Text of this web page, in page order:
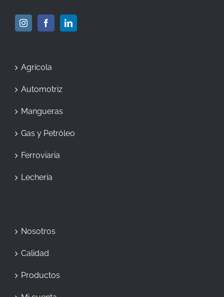
Agrícola
Automotriz
Mangueras
Gas y Petróleo
Ferroviaria
Lechería
Nosotros
Calidad
Productos